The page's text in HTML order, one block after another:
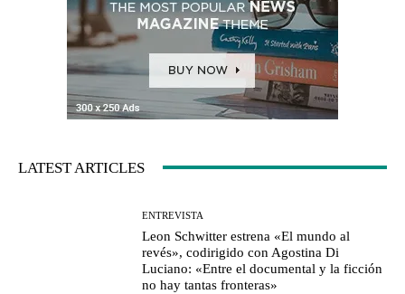
LATEST ARTICLES
ENTREVISTA
Leon Schwitter estrena «El mundo al
revés», codirigido con Agostina Di
Luciano: «Entre el documental y la ficción
no hay tantas fronteras»